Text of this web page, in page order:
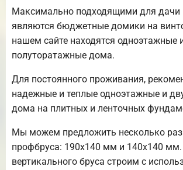
Максимально подходящими для дачи
являются бюджетные домики на
нашем сайте находятся одноэтажные
полуторатажные дома.
Для постоянного проживания,
надежные и теплые одноэтажные и
дома на плитных и ленточных
Мы можем предложить несколько
профбруса: 190х140 мм и 140х140
вертикального бруса строим с